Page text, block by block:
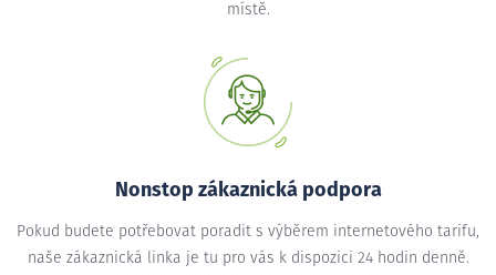
místě.
Nonstop zákaznická podpora
Pokud budete potřebovat poradit s výběrem internetového tarifu,
naše zákaznická linka je tu pro vás k dispozici 24 hodin denně.